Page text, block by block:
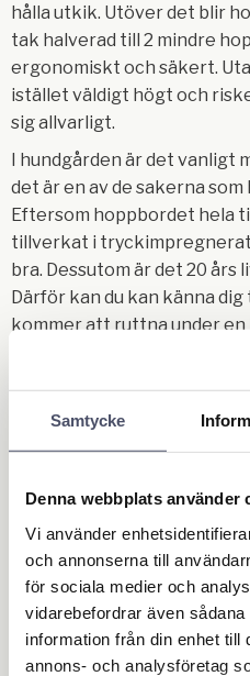
Samtycke
Denna webbplats använder
Vi använder
och annonserna till
för sociala medier och
vidarebefordrar även
information från din enhet till
annons- och analysföretag
hålla utkik. Utöver det blir
tak halverad till 2 mindre
ergonomiskt och säkert.
istället väldigt högt och
sig allvarligt.
I hundgården är det
det är en av de sakerna
Eftersom hoppbordet hela
tillverkat i
bra. Dessutom är det 20 års
Därför kan du kan känna
kommer att ruttna under en
Våra hoppbord finns i 3
storlekarna på våra
mindre hund exempelvis en
eller liknande är storleken S
höjd så bra som möjligt och
hundraser att komma upp
problem.
En sak att tänka på när du
det helst ska stå bakom
eftersom takets höjd är